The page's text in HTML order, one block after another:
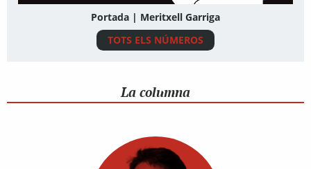
Portada | Meritxell Garriga
TOTS ELS NÚMEROS
La columna